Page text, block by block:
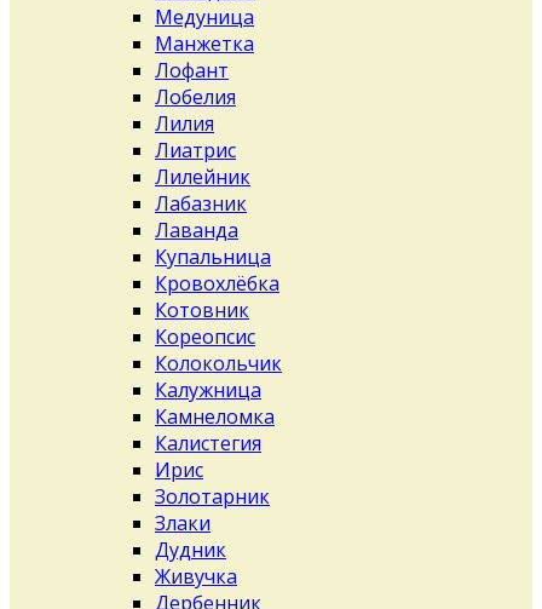
Медуница
Манжетка
Лофант
Лобелия
Лилия
Лиатрис
Лилейник
Лабазник
Лаванда
Купальница
Кровохлёбка
Котовник
Кореопсис
Колокольчик
Калужница
Камнеломка
Калистегия
Ирис
Золотарник
Злаки
Дудник
Живучка
Дербенник